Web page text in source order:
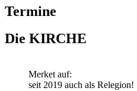
Termine
Die KIRCHE
Merket auf:
seit 2019 auch als Relegion!